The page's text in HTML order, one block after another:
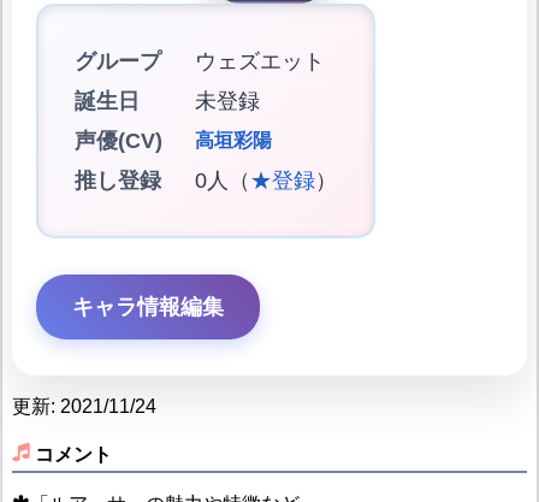
グループ
ウェズエット
誕生日
未登録
声優(CV)
高垣彩陽
推し登録 0人（ ★登録）
キャラ情報編集
更新: 2021/11/24
コメント